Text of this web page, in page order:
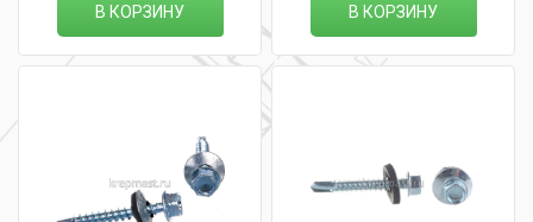
В КОРЗИНУ В КОРЗИНУ